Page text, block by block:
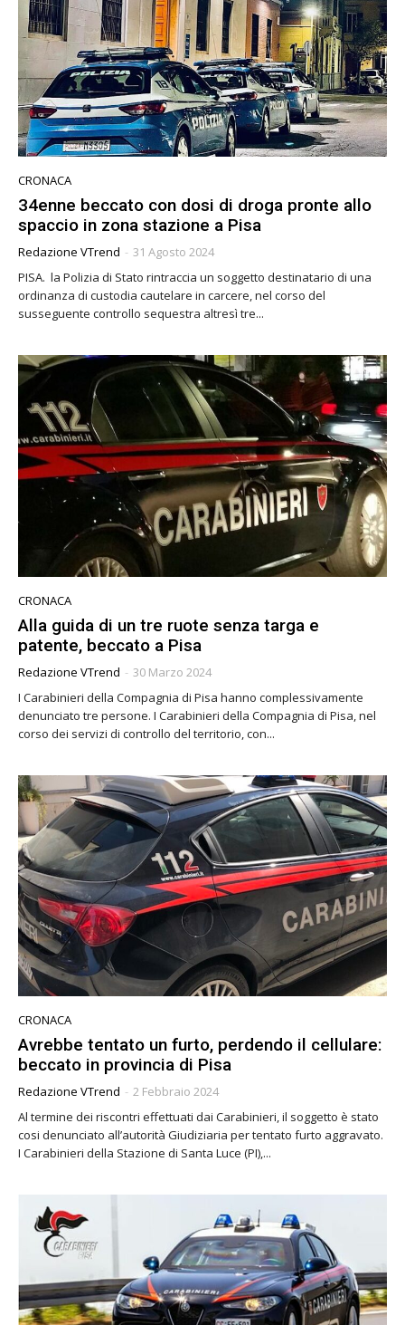
CRONACA
34enne beccato con dosi di droga pronte allo
spaccio in zona stazione a Pisa
Redazione VTrend - 31 Agosto 2024
PISA. la Polizia di Stato rintraccia un soggetto destinatario di una
ordinanza di custodia cautelare in carcere, nel corso del
susseguente controllo sequestra altresì tre...
CRONACA
Alla guida di un tre ruote senza targa e
patente, beccato a Pisa
Redazione VTrend - 30 Marzo 2024
I Carabinieri della Compagnia di Pisa hanno complessivamente
denunciato tre persone. I Carabinieri della Compagnia di Pisa, nel
corso dei servizi di controllo del territorio, con...
CRONACA
Avrebbe tentato un furto, perdendo il cellulare:
beccato in provincia di Pisa
Redazione VTrend - 2 Febbraio 2024
Al termine dei riscontri effettuati dai Carabinieri, il soggetto è stato
cosi denunciato all’autorità Giudiziaria per tentato furto aggravato.
I Carabinieri della Stazione di Santa Luce (PI),...